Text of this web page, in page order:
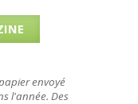
envoyé
l'année. Des